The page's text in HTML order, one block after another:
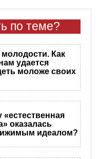
по теме?
молодости. Как
удается
моложе своих
«естественная
оказалась
идеалом?